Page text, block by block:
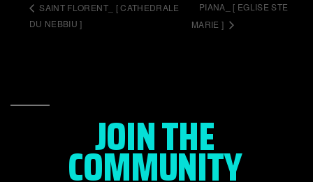
SAINT FLORENT_ [ CATHEDRALE
DU NEBBIU ]
PIANA_ [ EGLISE STE
MARIE ]
JOIN THE
COMMUNITY